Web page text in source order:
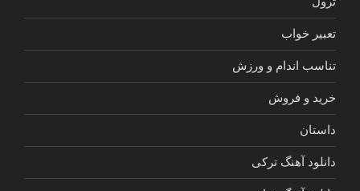
تعبیر خواب
تناسب اندام و ورزش
خرید و فروش
داستان
دانلود آهنگ ترکی